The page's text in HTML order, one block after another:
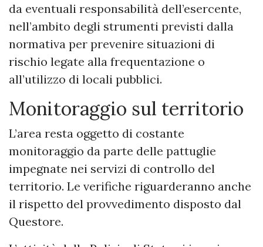
da eventuali responsabilità dell’esercente,
nell’ambito degli strumenti previsti dalla
normativa per prevenire situazioni di
rischio legate alla frequentazione o
all’utilizzo di locali pubblici.
Monitoraggio sul territorio
L’area resta oggetto di costante
monitoraggio da parte delle pattuglie
impegnate nei servizi di controllo del
territorio. Le verifiche riguarderanno anche
il rispetto del provvedimento disposto dal
Questore.